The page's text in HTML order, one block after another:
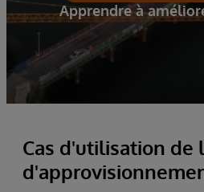
Apprendre à
Cas d'utilisation de